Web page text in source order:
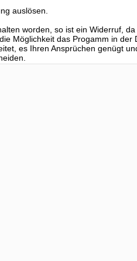
auslösen.
worden, so ist ein Widerruf,
Möglichkeit das Progamm in der
es Ihren Ansprüchen genügt